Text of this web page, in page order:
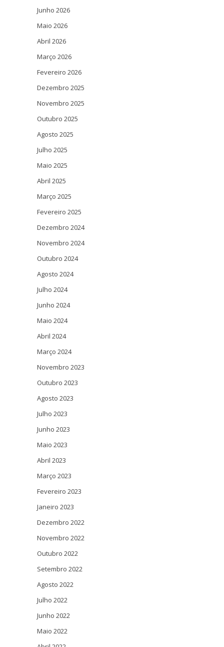
Junho 2026
Maio 2026
Abril 2026
Março 2026
Fevereiro 2026
Dezembro 2025
Novembro 2025
Outubro 2025
Agosto 2025
Julho 2025
Maio 2025
Abril 2025
Março 2025
Fevereiro 2025
Dezembro 2024
Novembro 2024
Outubro 2024
Agosto 2024
Julho 2024
Junho 2024
Maio 2024
Abril 2024
Março 2024
Novembro 2023
Outubro 2023
Agosto 2023
Julho 2023
Junho 2023
Maio 2023
Abril 2023
Março 2023
Fevereiro 2023
Janeiro 2023
Dezembro 2022
Novembro 2022
Outubro 2022
Setembro 2022
Agosto 2022
Julho 2022
Junho 2022
Maio 2022